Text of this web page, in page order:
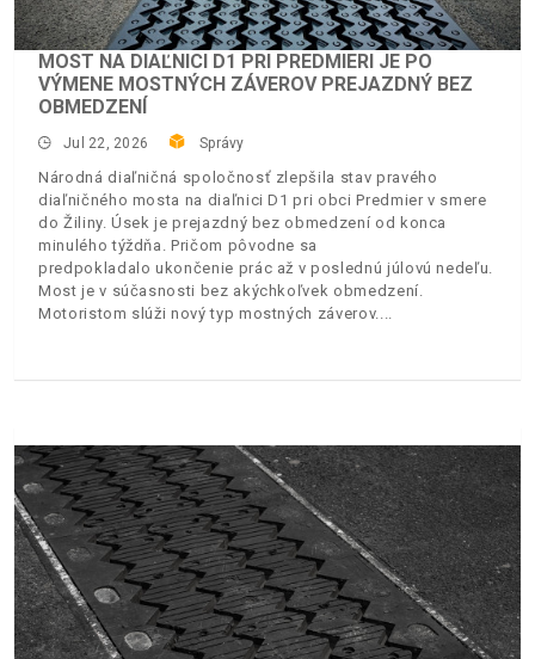
MOST NA DIAĽNICI D1 PRI PREDMIERI JE PO
VÝMENE MOSTNÝCH ZÁVEROV PREJAZDNÝ BEZ
OBMEDZENÍ
Jul 22, 2026 Správy
Národná diaľničná spoločnosť zlepšila stav pravého
diaľničného mosta na diaľnici D1 pri obci Predmier v smere
do Žiliny. Úsek je prejazdný bez obmedzení od konca
minulého týždňa. Pričom pôvodne sa
predpokladalo ukončenie prác až v poslednú júlovú nedeľu.
Most je v súčasnosti bez akýchkoľvek obmedzení.
Motoristom slúži nový typ mostných záverov.